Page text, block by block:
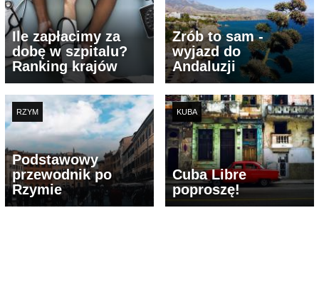
Ile zapłacimy za
dobę w szpitalu?
Ranking krajów
Zrób to sam -
wyjazd do
Andaluzji
RZYM
Podstawowy
przewodnik po
Rzymie
KUBA
Cuba Libre
poproszę!